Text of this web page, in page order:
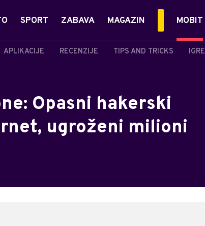
SPORT ZABAVA MAGAZIN MOBIT
APLIKACIJE RECENZIJE TIPS AND TRICKS IGRE
Opasni hakerski
ugroženi milioni